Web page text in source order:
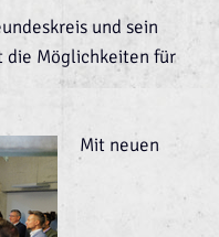
und sein
Möglichkeiten für
Mit neuen